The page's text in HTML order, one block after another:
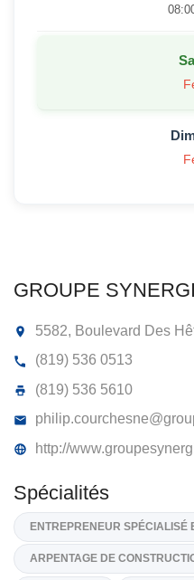
GROUPE
(819) 536 0513